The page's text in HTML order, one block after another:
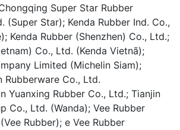
Super Star Rubber
(Super Star); Kenda Rubber Ind. Co.,
Kenda Rubber (Shenzhen) Co., Ltd.;
Co., Ltd. (Kenda Vietnã);
Limited (Michelin Siam);
Rubberware Co., Ltd.
Yuanxing Rubber Co., Ltd.; Tianjin
Co., Ltd. (Wanda); Vee Rubber
Rubber); e Vee Rubber